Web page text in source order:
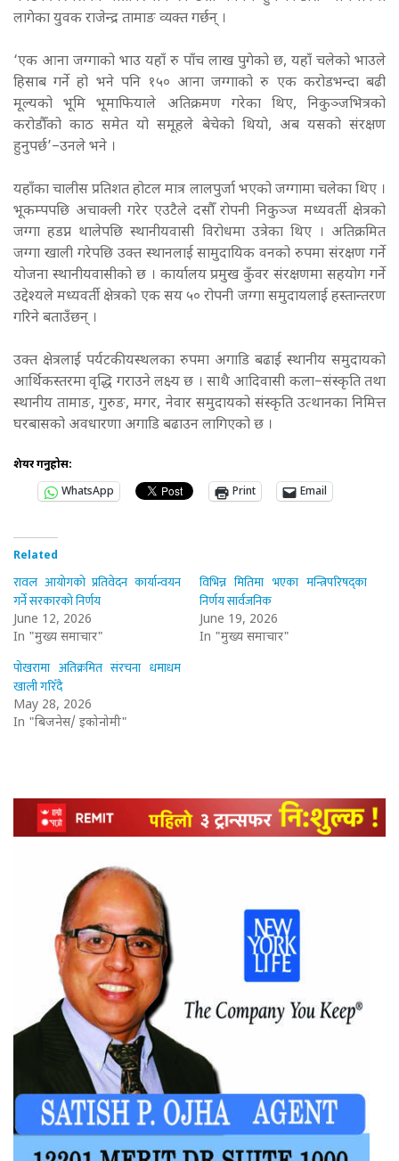
लागेका युवक राजेन्द्र तामाङ व्यक्त गर्छन् ।
‘एक आना जग्गाको भाउ यहाँ रु पाँच लाख पुगेको छ, यहाँ चलेको भाउले
हिसाब गर्ने हो भने पनि १५० आना जग्गाको रु एक करोडभन्दा बढी
मूल्यको भूमि भूमाफियाले अतिक्रमण गरेका थिए, निकुञ्जभित्रको
करोडौँको काठ समेत यो समूहले बेचेको थियो, अब यसको संरक्षण
हुनुपर्छ’–उनले भने ।
यहाँका चालीस प्रतिशत होटल मात्र लालपुर्जा भएको जग्गामा चलेका थिए ।
भूकम्पपछि अचाक्ली गरेर एउटैले दसौँ रोपनी निकुञ्ज मध्यवर्ती क्षेत्रको
जग्गा हडप्न थालेपछि स्थानीयवासी विरोधमा उत्रेका थिए । अतिक्रमित
जग्गा खाली गरेपछि उक्त स्थानलाई सामुदायिक वनको रुपमा संरक्षण गर्ने
योजना स्थानीयवासीको छ । कार्यालय प्रमुख कुँवर संरक्षणमा सहयोग गर्ने
उद्देश्यले मध्यवर्ती क्षेत्रको एक सय ५० रोपनी जग्गा समुदायलाई हस्तान्तरण
गरिने बताउँछन् ।
उक्त क्षेत्रलाई पर्यटकीयस्थलका रुपमा अगाडि बढाई स्थानीय समुदायको
आर्थिकस्तरमा वृद्धि गराउने लक्ष्य छ । साथै आदिवासी कला–संस्कृति तथा
स्थानीय तामाङ, गुरुङ, मगर, नेवार समुदायको संस्कृति उत्थानका निमित्त
घरबासको अवधारणा अगाडि बढाउन लागिएको छ ।
शेयर गर्नुहोस:
WhatsApp
Print Email
Related
रावल आयोगको प्रतिवेदन कार्यान्वयन
गर्ने सरकारको निर्णय
June 12, 2026
In "मुख्य समाचार"
विभिन्न मितिमा भएका मन्त्रिपरिषद्का
निर्णय सार्वजनिक
June 19, 2026
In "मुख्य समाचार"
पोखरामा अतिक्रमित संरचना धमाधम
खाली गरिँदै
May 28, 2026
In "बिजनेस/ इकोनोमी"